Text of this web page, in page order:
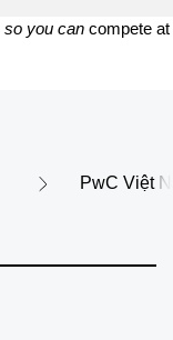
so you can compete at
PwC Việt